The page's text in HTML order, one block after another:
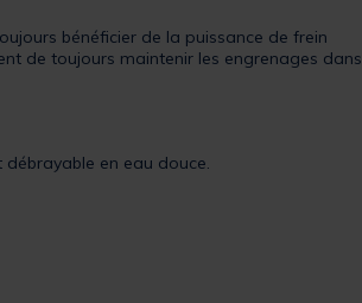
bénéficier de la puissance de frein
de toujours maintenir les engrenages dans
en eau douce.